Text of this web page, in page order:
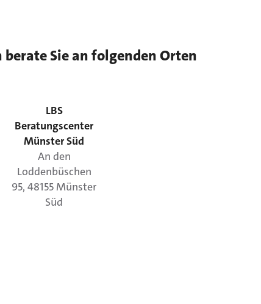
berate Sie an folgenden Orten
LBS
Beratungscenter
Münster Süd
An den
Loddenbüschen
95,48155 Münster
Süd